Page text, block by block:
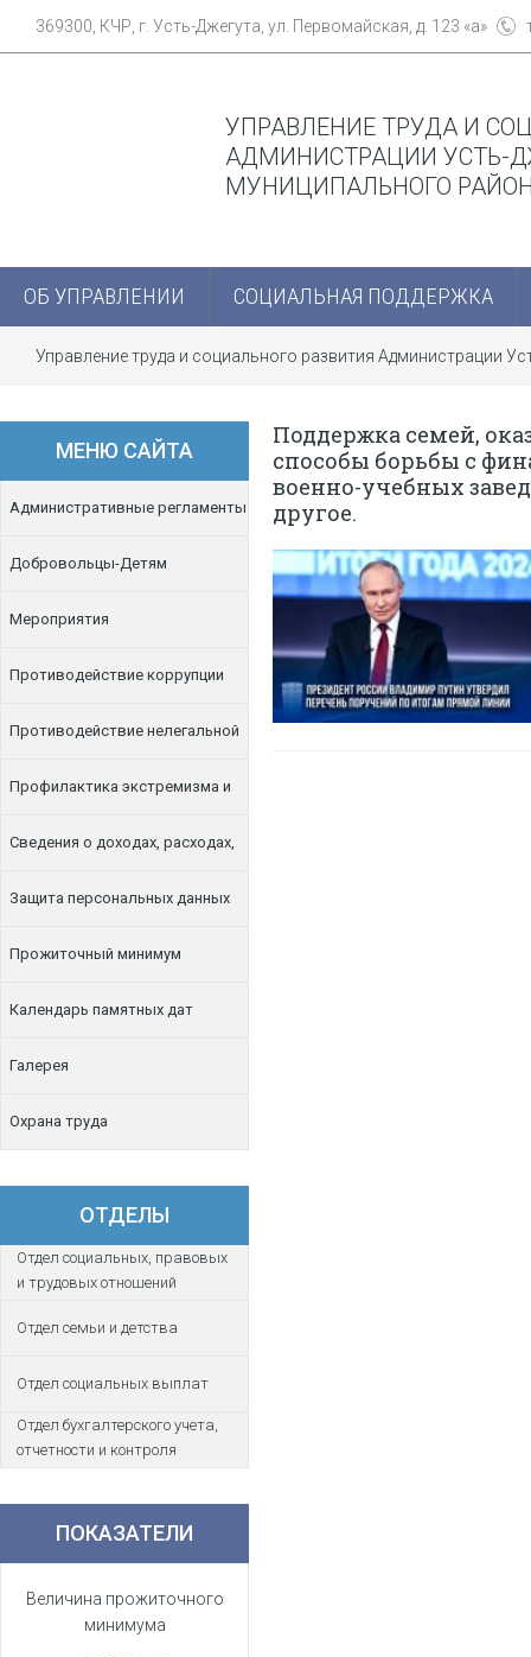
369300, КЧР, г. Усть-Джегута, ул. Первомайская, д. 123 «а»
УПРАВЛЕНИЕ ТРУДА И
АДМИНИСТРАЦИИ УСТЬ-
МУНИЦИПАЛЬНОГО
ОБ УПРАВЛЕНИИ СОЦИАЛЬНАЯ ПОДДЕРЖКА
Управление труда и социального развития Администрации
МЕНЮ САЙТА
Административные регламенты
Добровольцы-Детям
Мероприятия
Противодействие коррупции
Противодействие нелегальной
занятости
Профилактика экстремизма и
терроризма
Сведения о доходах, расходах,
об имуществе и обязательствах
имущественного характера
Защита персональных данных
Прожиточный минимум
Календарь памятных дат
Галерея
Охрана труда
ОТДЕЛЫ
Отдел социальных, правовых
и трудовых отношений
Отдел семьи и детства
Отдел социальных выплат
Отдел бухгалтерского учета,
отчетности и контроля
ПОКАЗАТЕЛИ
Величина прожиточного
минимума
Поддержка семей,
способы борьбы с
военно-учебных
другое.